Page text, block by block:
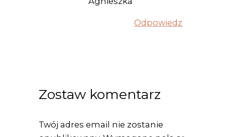
Odpowiedz
Zostaw komentarz
Twój adres email nie zostanie